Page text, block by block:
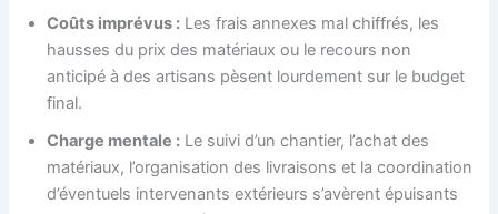
Coûts imprévus : Les frais annexes mal chiffrés, les
hausses du prix des matériaux ou le recours non
anticipé à des artisans pèsent lourdement sur le budget
final.
Charge mentale : Le suivi d’un chantier, l’achat des
matériaux, l’organisation des livraisons et la coordination
d’éventuels intervenants extérieurs s’avèrent épuisants